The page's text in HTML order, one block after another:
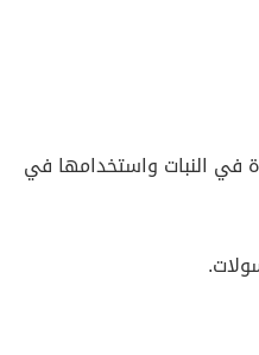
في النبات واستخدامها في